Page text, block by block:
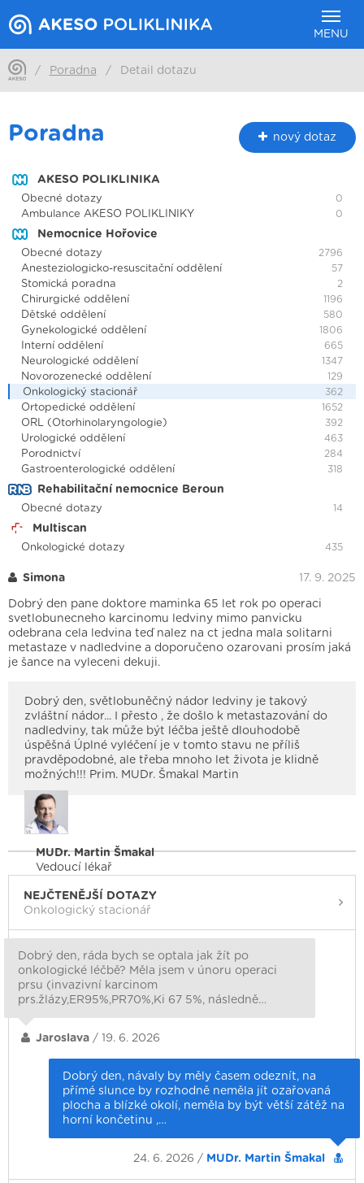
MENU
/ Poradna / Detail dotazu
Poradna nový dotaz
AKESO POLIKLINIKA
Obecné dotazy 0
Ambulance AKESO POLIKLINIKY 0
Nemocnice Hořovice
Obecné dotazy 2796
Anesteziologicko-resuscitační oddělení 57
Stomická poradna 2
Chirurgické oddělení 1196
Dětské oddělení 580
Gynekologické oddělení 1806
Interní oddělení 665
Neurologické oddělení 1347
Novorozenecké oddělení 129
Onkologický stacionář 362
Ortopedické oddělení 1652
ORL (Otorhinolaryngologie) 392
Urologické oddělení 463
Porodnictví 284
Gastroenterologické oddělení 318
Rehabilitační nemocnice Beroun
Obecné dotazy 14
Multiscan
Onkologické dotazy 435
Simona 17. 9. 2025
Dobrý den pane doktore maminka 65 let rok po operaci
svetlobunecneho karcinomu ledviny mimo panvicku
odebrana cela ledvina teď nalez na ct jedna mala solitarni
metastaze v nadledvine a doporučeno ozarovani prosím jaká
je šance na vyleceni dekuji.
Dobrý den, světlobuněčný nádor ledviny je takový
zvláštní nádor... I přesto , že došlo k metastazování do
nadledviny, tak může být léčba ještě dlouhodobě
úspěšná Úplné vyléčení je v tomto stavu ne příliš
pravděpodobné, ale třeba mnoho let života je klidně
možných!!! Prim. MUDr. Šmakal Martin
MUDr. Martin Šmakal
Vedoucí lékař
NEJČTENĚJŠÍ DOTAZY
Onkologický stacionář
Dobrý den, ráda bych se optala jak žít po
onkologické léčbě? Měla jsem v únoru operaci
prsu (invazivní karcinom
prs.žlázy,ER95%,PR70%,Ki 67 5%, následně…
Jaroslava / 19. 6. 2026
Dobrý den, návaly by měly časem odeznít, na
přímé slunce by rozhodně neměla jít ozařovaná
plocha a blízké okolí, neměla by být větší zátěž na
horní končetinu ,…
24. 6. 2026 / MUDr. Martin Šmakal